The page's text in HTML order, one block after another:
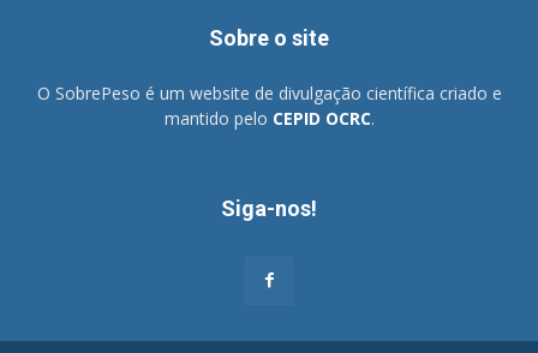
Sobre o site
O SobrePeso é um website de divulgação científica criado e
mantido pelo CEPID OCRC.
Siga-nos!